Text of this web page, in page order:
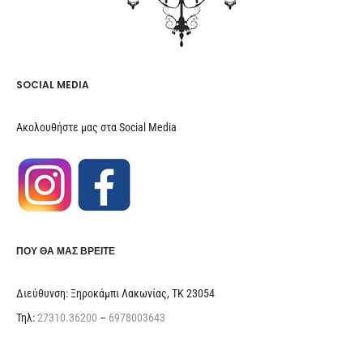
SOCIAL MEDIA
Ακολουθήστε μας στα Social Media
ΠΟΥ ΘΑ ΜΑΣ ΒΡΕΊΤΕ
Διεύθυνση: Ξηροκάμπι Λακωνίας, ΤΚ 23054
Τηλ:27310.36200 – 6978003643